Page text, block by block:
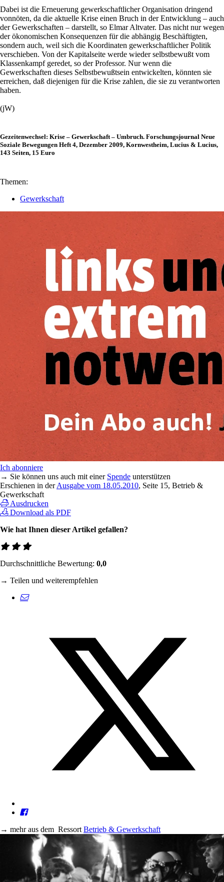
Dabei ist die Erneuerung gewerkschaftlicher Organisation dringend
vonnöten, da die aktuelle Krise einen Bruch in der Entwicklung – auch
der Gewerkschaften – darstellt, so Elmar Altvater. Das nicht nur wegen
der ökonomischen Konsequenzen für die abhängig Beschäftigten,
sondern auch, weil sich die Koordinaten gewerkschaftlicher Politik
verschieben. Von der Kapitalseite werde wieder selbstbewußt vom
Klassenkampf geredet, so der Professor. Nur wenn die
Gewerkschaften dieses Selbstbewußtsein entwickelten, könnten sie
erreichen, daß diejenigen für die Krise zahlen, die sie zu verantworten
haben.
(jW)
Gezeitenwechsel: Krise – Gewerkschaft – Umbruch. Forschungsjournal Neue
Soziale Bewegungen Heft 4, Dezember 2009, Kornwestheim, Lucius & Lucius,
143 Seiten, 15 Euro
Themen:
Gewerkschaft
Ich abonniere
→ Sie können uns auch mit einer Spende unterstützen
Erschienen in derAusgabe vom 18.05.2010, Seite 15, Betrieb &
Gewerkschaft
Ausdrucken
Download als PDF
Wie hat Ihnen dieser Artikel gefallen?
Durchschnittliche Bewertung: 0,0
→ Teilen und weiterempfehlen
→ mehr aus dem Ressort Betrieb & Gewerkschaft